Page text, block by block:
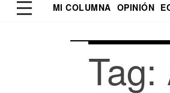
MI COLUMNA OPINIÓN